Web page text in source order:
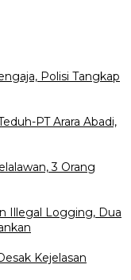
Polisi Tangkap
PT Arara Abadi,
3 Orang
Illegal Logging, Dua
Kejelasan